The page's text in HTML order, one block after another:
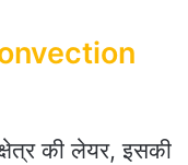
की लेयर, इसकी